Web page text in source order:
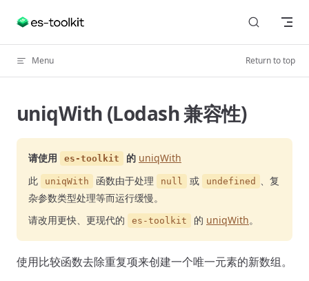
Skip to content
Menu Return to top
uniqWith (Lodash 兼容性)
请使用 es-toolkit 的 uniqWith
此
uniqWith 函数由于处理 null 或 undefined 、复
杂参数类型处理等而运行缓慢。
请改用更快、更现代的
es-toolkit 的 uniqWith。
使用比较函数去除重复项来创建一个唯一元素的新数组。